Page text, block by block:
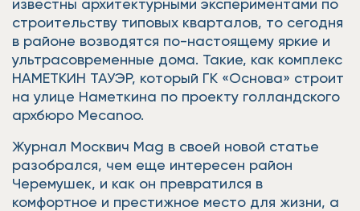
известны архитектурными экспериментами по
строительству типовых кварталов, то сегодня
в районе возводятся по-настоящему яркие и
ультрасовременные дома. Такие, как комплекс
НАМЕТКИН ТАУЭР, который ГК «Основа» строит
на улице Наметкина по проекту голландского
архбюро Mecanoo.
Журнал Москвич Mag в своей новой статье
разобрался, чем еще интересен район
Черемушек, и как он превратился в
комфортное и престижное место для жизни, а